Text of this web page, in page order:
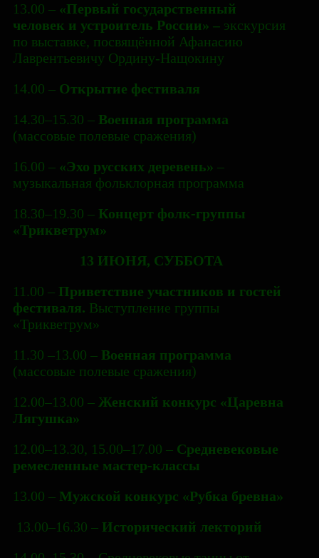
13.00 – «Первый государственный
человек и устроитель России» – экскурсия
по выставке, посвящённой Афанасию
Лаврентьевичу Ордину-Нащокину
14.00 – Открытие фестиваля
14.30–15.30 – Военная программа
(массовые полевые сражения)
16.00 – «Эхо русских деревень» –
музыкальная фольклорная программа
18.30–19.30 – Концерт фолк-группы
«Трикветрум»
13 ИЮНЯ, СУББОТА
11.00 – Приветствие участников и гостей
фестиваля. Выступление группы
«Трикветрум»
11.30 –13.00 – Военная программа
(массовые полевые сражения)
12.00–13.00 – Женский конкурс «Царевна
Лягушка»
12.00–13.30, 15.00–17.00 – Средневековые
ремесленные мастер-классы
13.00 – Мужской конкурс «Рубка бревна»
13.00–16.30 – Исторический лекторий